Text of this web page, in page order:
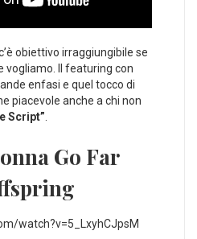
obiettivo irraggiungibile se
vogliamo. Il featuring con
enfasi e quel tocco di
piacevole anche a chi non
Script”.
Go Far
watch?v=5_LxyhCJpsM